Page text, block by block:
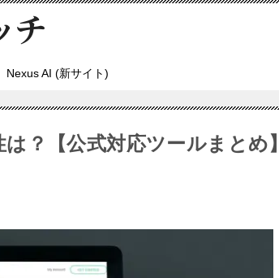
Nexus AI (新サイト)
？【公式対応ツールまとめ】